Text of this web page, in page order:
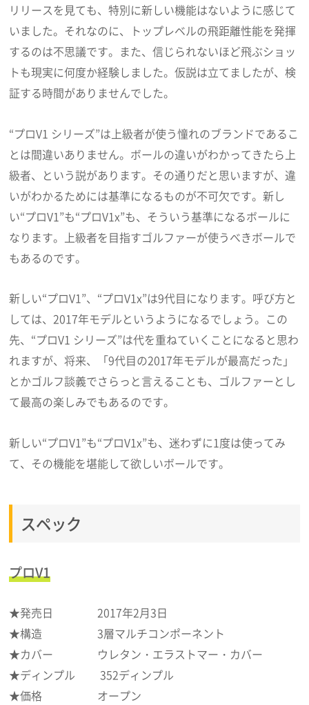
リリースを見ても、特別に新しい機能はないように感じて
いました。それなのに、トップレベルの飛距離性能を発揮
するのは不思議です。また、信じられないほど飛ぶショッ
トも現実に何度か経験しました。仮説は立てましたが、検
証する時間がありませんでした。
“プロV1 シリーズ”は上級者が使う憧れのブランドであるこ
とは間違いありません。ボールの違いがわかってきたら上
級者、という説があります。その通りだと思いますが、違
いがわかるためには基準になるものが不可欠です。新し
い“プロV1”も“プロV1x”も、そういう基準になるボールに
なります。上級者を目指すゴルファーが使うべきボールで
もあるのです。
新しい“プロV1”、“プロV1x”は9代目になります。呼び方と
しては、2017年モデルというようになるでしょう。この
先、“プロV1 シリーズ”は代を重ねていくことになると思わ
れますが、将来、「9代目の2017年モデルが最高だった」
とかゴルフ談義でさらっと言えることも、ゴルファーとし
て最高の楽しみでもあるのです。
新しい“プロV1”も“プロV1x”も、迷わずに1度は使ってみ
て、その機能を堪能して欲しいボールです。
スペック
プロV1
★発売日 2017年2月3日
★構造 3層マルチコンポーネント
★カバー ウレタン・エラストマー・カバー
★ディンプル 352ディンプル
★価格 オープン